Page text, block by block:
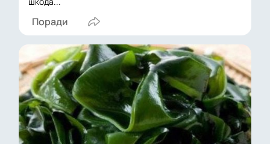
Поради